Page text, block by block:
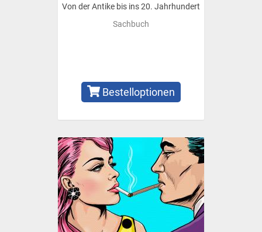
Von der Antike bis ins 20. Jahrhundert
Sachbuch
Bestelloptionen